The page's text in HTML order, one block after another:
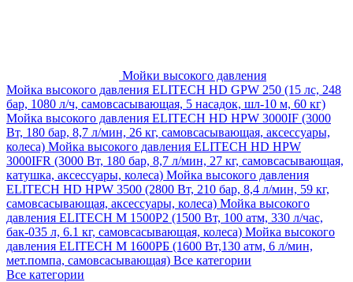
Мойки высокого давления
Мойка высокого давления ELITECH HD GPW 250 (15 лс, 248
бар, 1080 л/ч, самовсасывающая, 5 насадок, шл-10 м, 60 кг)
Мойка высокого давления ELITECH HD HPW 3000IF (3000
Вт, 180 бар, 8,7 л/мин, 26 кг, самовсасывающая, аксессуары,
колеса) Мойка высокого давления ELITECH HD HPW
3000IFR (3000 Вт, 180 бар, 8,7 л/мин, 27 кг, самовсасывающая,
катушка, аксессуары, колеса) Мойка высокого давления
ELITECH HD HPW 3500 (2800 Вт, 210 бар, 8,4 л/мин, 59 кг,
самовсасывающая, аксессуары, колеса) Мойка высокого
давления ELITECH M 1500P2 (1500 Вт, 100 атм, 330 л/час,
бак-035 л, 6.1 кг, самовсасывающая, колеса) Мойка высокого
давления ELITECH М 1600РБ (1600 Вт,130 атм, 6 л/мин,
мет.помпа, самовсасывающая) Все категории
Все категории